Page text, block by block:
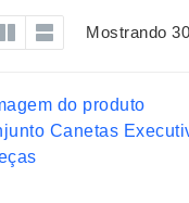
Executivos
Mostrando